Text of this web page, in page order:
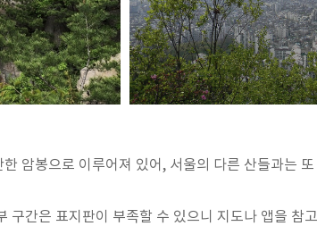
암봉으로 이루어져 있어, 서울의 다른 산들과는
구간은 표지판이 부족할 수 있으니 지도나 앱을 참